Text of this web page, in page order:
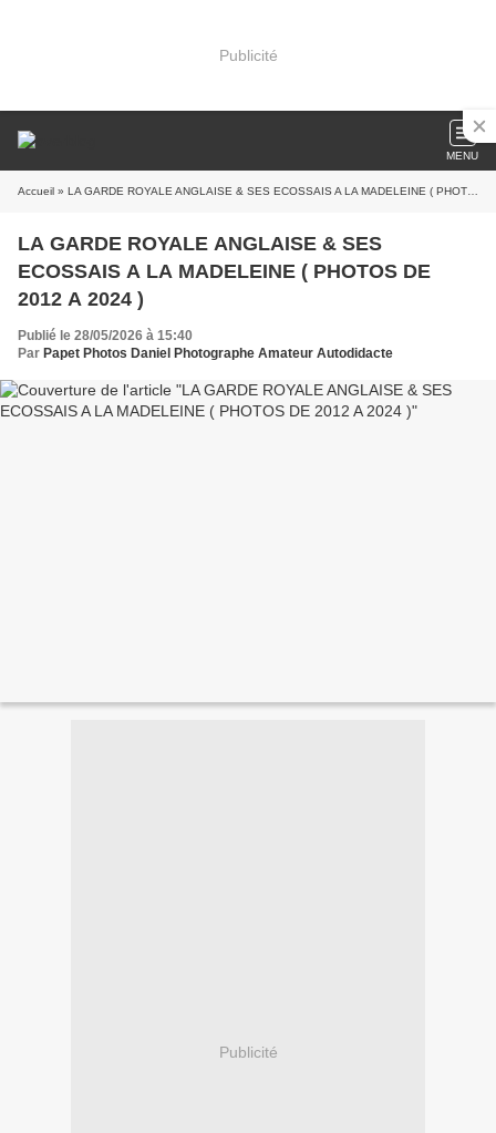
Publicité
MENU
Accueil » LA GARDE ROYALE ANGLAISE & SES ECOSSAIS A LA MADELEINE ( PHOTOS DE 2012 A 2024 )
LA GARDE ROYALE ANGLAISE & SES
ECOSSAIS A LA MADELEINE ( PHOTOS DE
2012 A 2024 )
Publié le 28/05/2026 à 15:40
Par Papet Photos Daniel Photographe Amateur Autodidacte
Publicité